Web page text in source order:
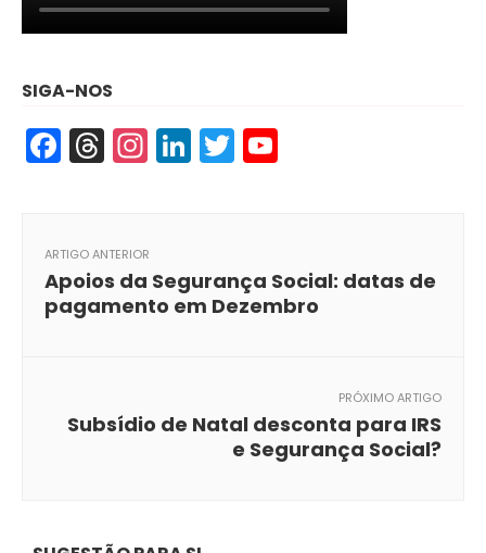
SIGA-NOS
Facebook
Threads
Instagram
LinkedIn
Twitter
ARTIGO ANTERIOR
Apoios da Segurança Social: datas de
pagamento em Dezembro
PRÓXIMO ARTIGO
Subsídio de Natal desconta para IRS
e Segurança Social?